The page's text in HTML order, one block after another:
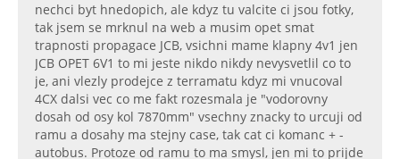
nechci byt hnedopich, ale kdyz tu valcite ci jsou fotky,
tak jsem se mrknul na web a musim opet smat
trapnosti propagace JCB, vsichni mame klapny 4v1 jen
JCB OPET 6V1 to mi jeste nikdo nikdy nevysvetlil co to
je, ani vlezly prodejce z terramatu kdyz mi vnucoval
4CX dalsi vec co me fakt rozesmala je "vodorovny
dosah od osy kol 7870mm" vsechny znacky to urcuji od
ramu a dosahy ma stejny case, tak cat ci komanc + -
autobus. Protoze od ramu to ma smysl, jen mi to prijde